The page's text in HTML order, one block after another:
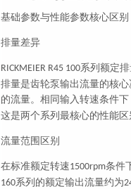
基础参数与性能参数核心区别
排量差异
RICKMEIER R45 100系列额定
排量是齿轮泵输出流量的核
的流量。相同输入转速条件下
这是两个系列最核心的性能区
流量范围区别
在标准额定转速1500rpm条件
160系列的额定输出流量约为